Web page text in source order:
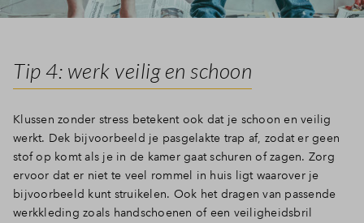
Tip 4: werk veilig en schoon
Klussen zonder stress betekent ook dat je schoon en veilig
werkt. Dek bijvoorbeeld je pasgelakte trap af, zodat er geen
stof op komt als je in de kamer gaat schuren of zagen. Zorg
ervoor dat er niet te veel rommel in huis ligt waarover je
bijvoorbeeld kunt struikelen. Ook het dragen van passende
werkkleding zoals handschoenen of een veiligheidsbril